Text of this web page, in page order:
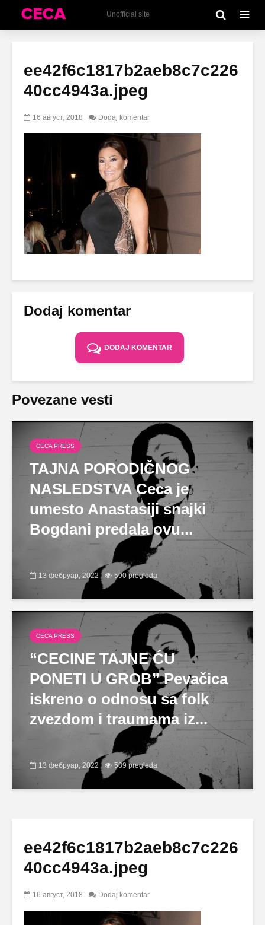
Unofficial site
ee42f6c1817b2aeb8c7c226
40cc4943a.jpeg
16 август, 2018 Dodaj komentar
Dodaj komentar
DODAJ KOMENTAR
Povezane vesti
CECA PRESS
TAJNA PORODIČNOG
NASLEDSTVA Ceca je
umesto Anastasiji snajki
Bogdani predala ovu...
13 фебруар, 2022 590 pregleda
CECA PRESS
“CECINE TAJNE ĆU
PONETI U GROB” Pevačica
iskreno o odnosu sa folk
zvezdom i traumama iz...
13 фебруар, 2022 589 pregleda
ee42f6c1817b2aeb8c7c226
40cc4943a.jpeg
16 август, 2018 Dodaj komentar